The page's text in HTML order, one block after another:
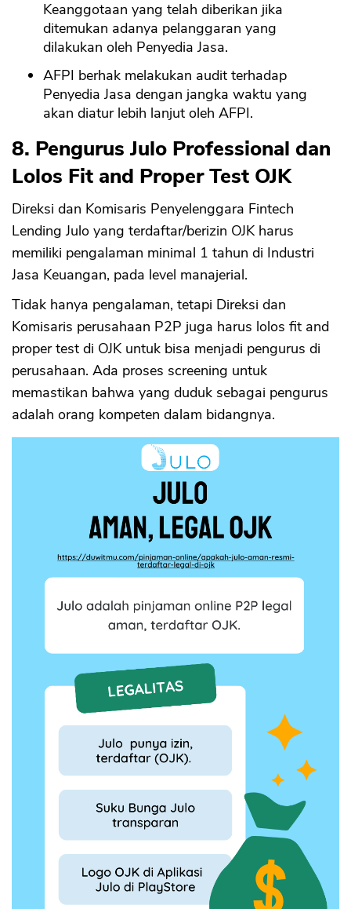
Keanggotaan yang telah diberikan jika
ditemukan adanya pelanggaran yang
dilakukan oleh Penyedia Jasa.
AFPI berhak melakukan audit terhadap
Penyedia Jasa dengan jangka waktu yang
akan diatur lebih lanjut oleh AFPI.
8. Pengurus Julo Professional dan
Lolos Fit and Proper Test OJK
Direksi dan Komisaris Penyelenggara Fintech
Lending Julo yang terdaftar/berizin OJK harus
memiliki pengalaman minimal 1 tahun di Industri
Jasa Keuangan, pada level manajerial.
Tidak hanya pengalaman, tetapi Direksi dan
Komisaris perusahaan P2P juga harus lolos fit and
proper test di OJK untuk bisa menjadi pengurus di
perusahaan. Ada proses screening untuk
memastikan bahwa yang duduk sebagai pengurus
adalah orang kompeten dalam bidangnya.